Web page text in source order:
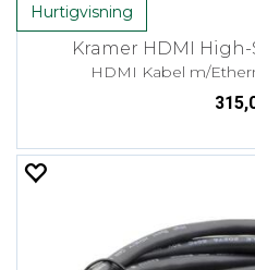
Hurtigvisning
Kramer HDMI High-
HDMI Kabel m/